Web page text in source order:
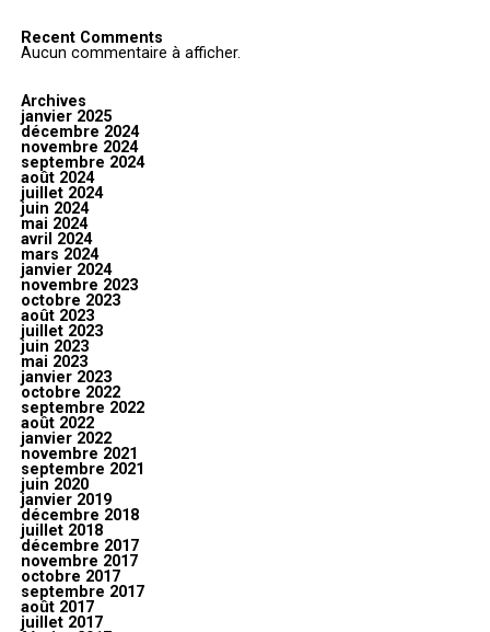
Recent Comments
Aucun commentaire à afficher.
Archives
janvier 2025
décembre 2024
novembre 2024
septembre 2024
août 2024
juillet 2024
juin 2024
mai 2024
avril 2024
mars 2024
janvier 2024
novembre 2023
octobre 2023
août 2023
juillet 2023
juin 2023
mai 2023
janvier 2023
octobre 2022
septembre 2022
août 2022
janvier 2022
novembre 2021
septembre 2021
juin 2020
janvier 2019
décembre 2018
juillet 2018
décembre 2017
novembre 2017
octobre 2017
septembre 2017
août 2017
juillet 2017